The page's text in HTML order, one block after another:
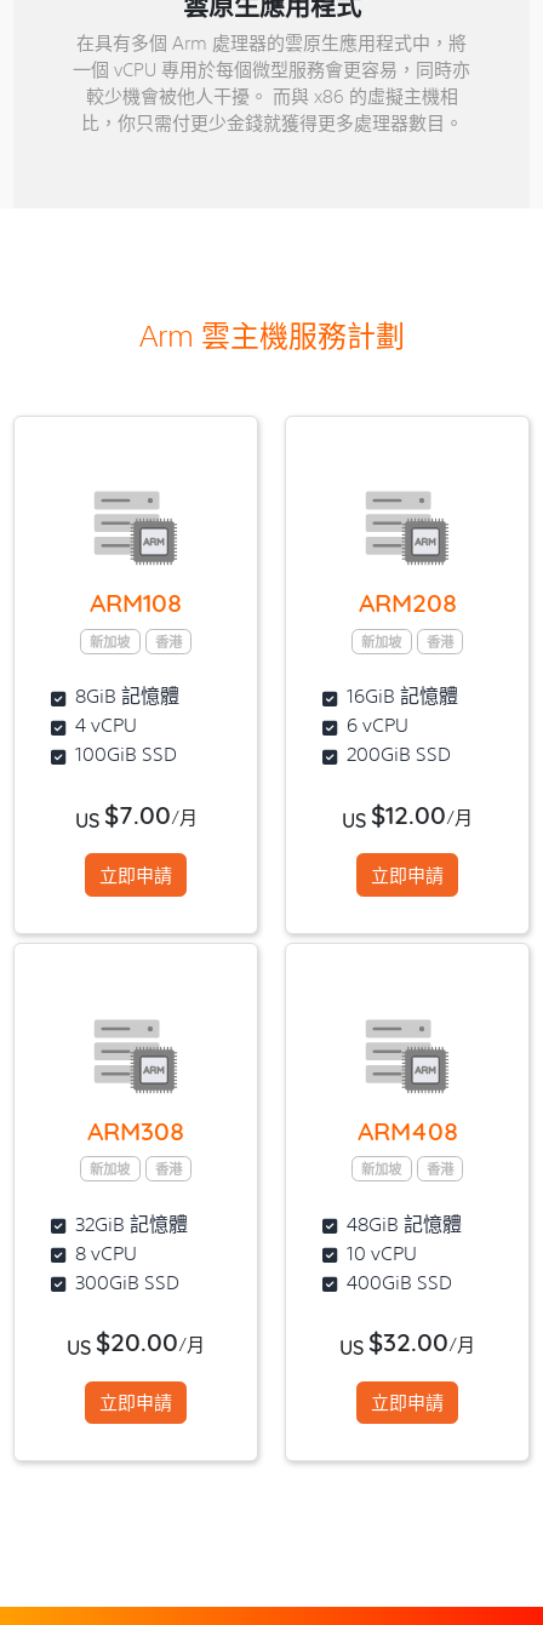
在具有多個 Arm 處理器的雲原生應用程式中，將
一個 vCPU 專用於每個微型服務會更容易，同時亦
較少機會被他人干擾。 而與 x86 的虛擬主機相
比，你只需付更少金錢就獲得更多處理器數目。
Arm 雲主機服務計劃
ARM108
新加坡 香港
8GiB 記憶體
4 vCPU
100GiB SSD
US $7.00/月
立即申請
ARM208
新加坡 香港
16GiB 記憶體
6 vCPU
200GiB SSD
US $12.00/月
立即申請
ARM308
新加坡 香港
32GiB 記憶體
8 vCPU
300GiB SSD
US $20.00/月
立即申請
ARM408
新加坡 香港
48GiB 記憶體
10 vCPU
400GiB SSD
US $32.00/月
立即申請